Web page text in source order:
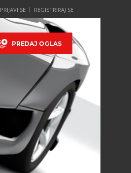
PRIJAVI SE REGISTRIRAJ SE
PREDAJ OGLAS